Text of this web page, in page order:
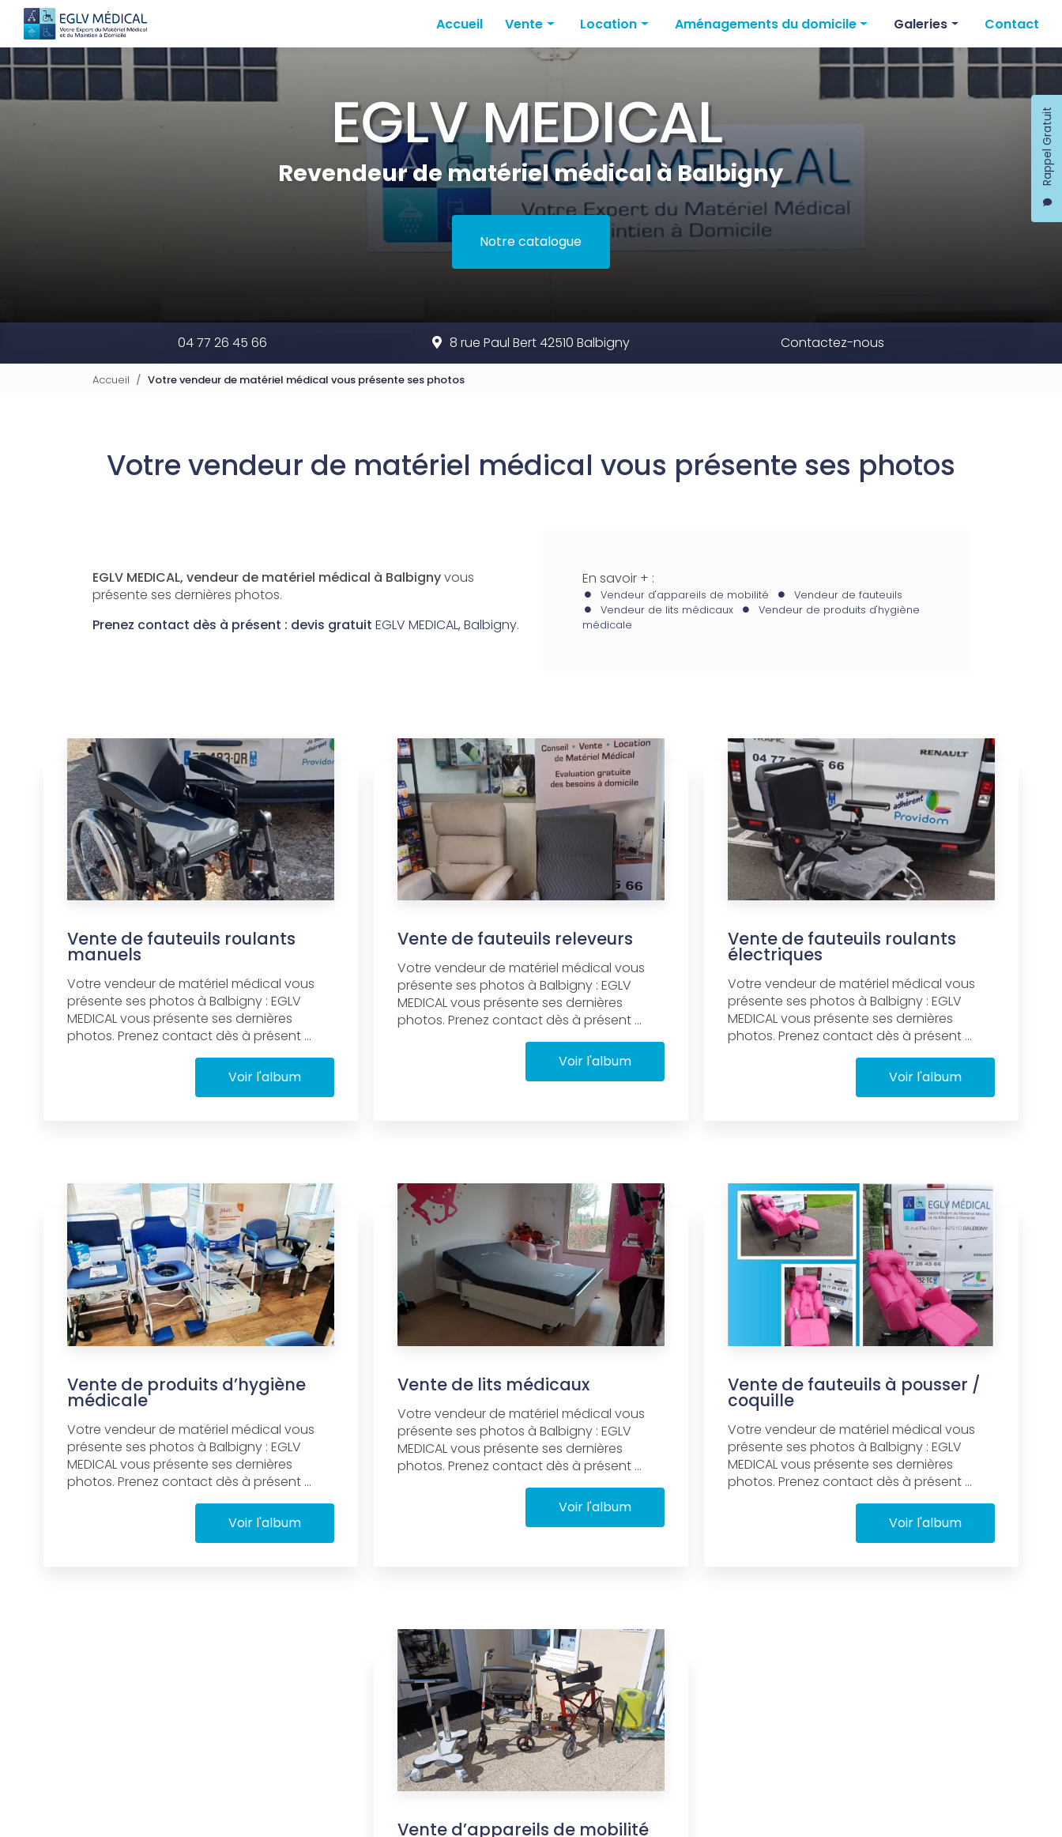
Aller
contenu
principal
Rappel Gratuit
Accueil
Vente
Mobilité
Lits médicaux
Hygiène médicale
Location Aménagements du domicile
Aménagements salle de bain
Aménagements de chambre
Galeries
Vente
Contact
Revendeur de matériel médical à Balbigny
Notre catalogue
04 77 26 45 66 8 rue Paul Bert 42510 Balbigny Contactez-nous
Accueil Votre vendeur de matériel médical vous présente ses photos
Votre vendeur de matériel médical vous présente ses photos
EGLV MEDICAL, vendeur de matériel médical à Balbignyvous
présente ses dernières photos.
Prenez contact dès à présent : devis gratuit EGLV MEDICAL, Balbigny.
En savoir + :
Vendeur d'appareils de mobilité
Vendeur de fauteuils
Vendeur de lits médicaux
Vendeur de produits d'hygiène
médicale
Vente de fauteuils roulants
manuels
Votre vendeur de matériel médical vous
présente ses photos à Balbigny : EGLV
MEDICAL vous présente ses dernières
photos. Prenez contact dès à présent ...
Voir l'album
Vente de fauteuils releveurs
Votre vendeur de matériel médical vous
présente ses photos à Balbigny : EGLV
MEDICAL vous présente ses dernières
photos. Prenez contact dès à présent ...
Voir l'album
Vente de fauteuils roulants
électriques
Votre vendeur de matériel médical vous
présente ses photos à Balbigny : EGLV
MEDICAL vous présente ses dernières
photos. Prenez contact dès à présent ...
Voir l'album
Vente de produits d’hygiène
médicale
Votre vendeur de matériel médical vous
présente ses photos à Balbigny : EGLV
MEDICAL vous présente ses dernières
photos. Prenez contact dès à présent ...
Voir l'album
Vente de lits médicaux
Votre vendeur de matériel médical vous
présente ses photos à Balbigny : EGLV
MEDICAL vous présente ses dernières
photos. Prenez contact dès à présent ...
Voir l'album
Vente de fauteuils à pousser /
coquille
Votre vendeur de matériel médical vous
présente ses photos à Balbigny : EGLV
MEDICAL vous présente ses dernières
photos. Prenez contact dès à présent ...
Voir l'album
Vente d’appareils de mobilité